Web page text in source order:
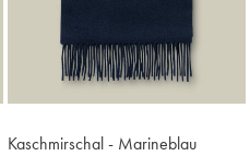
Kaschmirschal - Marineblau